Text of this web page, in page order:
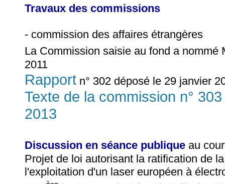
Travaux des commissions
- commission des affaires étrangères
La Commission saisie au fond a nommé
2011
Rapport n° 302 déposé le 29 janvier
Texte de la commission n°
2013
Discussion en séance publique au
Projet de loi autorisant la ratification de
l'exploitation d'un laser européen à